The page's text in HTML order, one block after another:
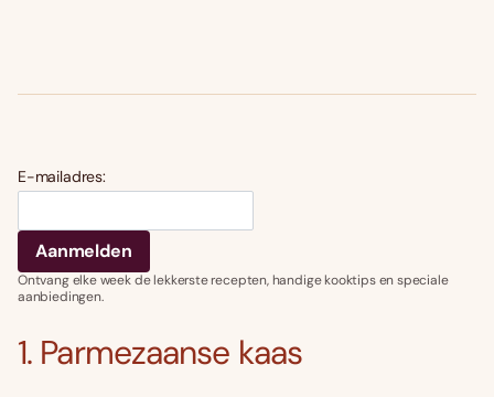
E-mailadres:
Ontvang elke week de lekkerste recepten, handige kooktips en speciale
aanbiedingen.
1. Parmezaanse kaas